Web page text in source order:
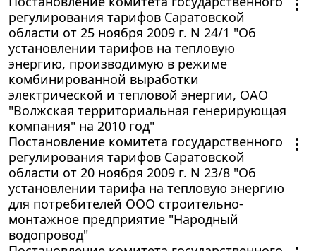
регулирования тарифов Саратовской
области от 25 ноября 2009 г. N 24/1 "Об
установлении тарифов на тепловую
энергию, производимую в режиме
комбинированной выработки
электрической и тепловой энергии, ОАО
"Волжская территориальная генерирующая
компания" на 2010 год"
Постановление комитета государственного
регулирования тарифов Саратовской
области от 20 ноября 2009 г. N 23/8 "Об
установлении тарифа на тепловую энергию
для потребителей ООО строительно-
монтажное предприятие "Народный
водопровод"